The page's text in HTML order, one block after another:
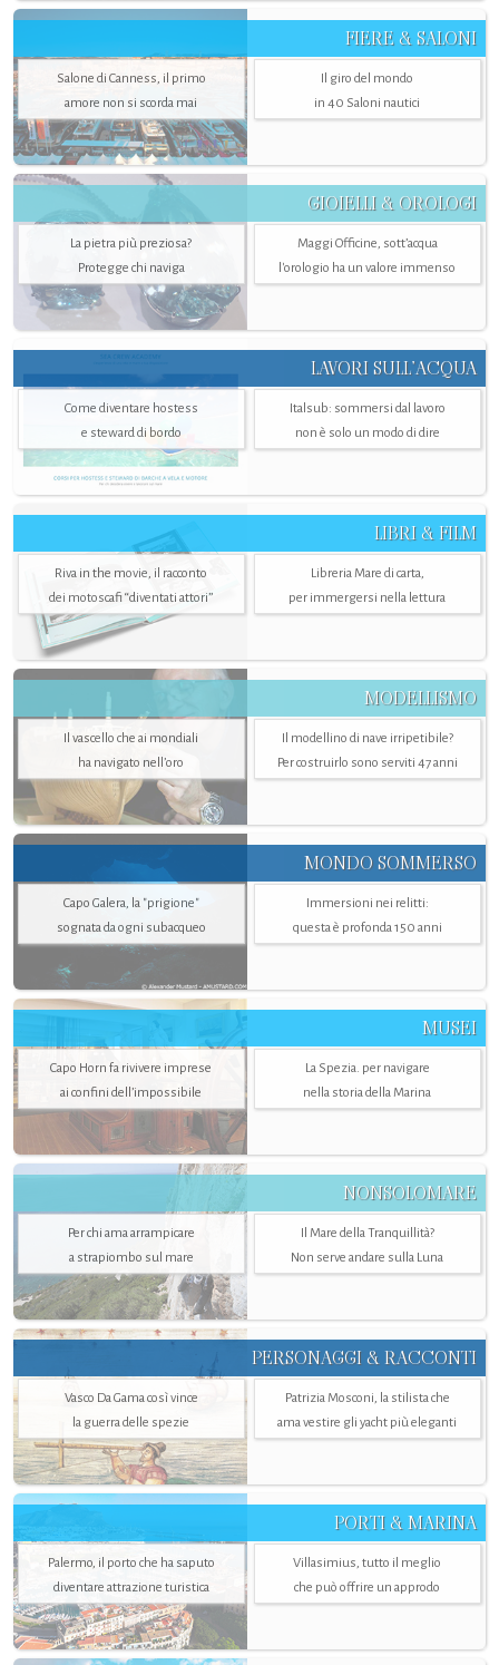
FIERE & SALONI
Salone di Canness, il primo
amore non si scorda mai
Il giro del mondo
in 40 Saloni nautici
GIOIELLI & OROLOGI
La pietra più preziosa?
Protegge chi naviga
Maggi Officine, sott’acqua
l'orologio ha un valore immenso
LAVORI SULL’ACQUA
Come diventare hostess
e steward di bordo
Italsub: sommersi dal lavoro
non è solo un modo di dire
LIBRI & FILM
Riva in the movie, il racconto
dei motoscafi “diventati attori”
Libreria Mare di carta,
per immergersi nella lettura
MODELLISMO
Il vascello che ai mondiali
ha navigato nell’oro
Il modellino di nave irripetibile?
Per costruirlo sono serviti 47 anni
MONDO SOMMERSO
Capo Galera, la "prigione"
sognata da ogni subacqueo
Immersioni nei relitti:
questa è profonda 150 anni
MUSEI
Capo Horn fa rivivere imprese
ai confini dell’impossibile
La Spezia. per navigare
nella storia della Marina
NONSOLOMARE
Per chi ama arrampicare
a strapiombo sul mare
Il Mare della Tranquillità?
Non serve andare sulla Luna
PERSONAGGI & RACCONTI
Vasco Da Gama così vince
la guerra delle spezie
Patrizia Mosconi, la stilista che
ama vestire gli yacht più eleganti
PORTI & MARINA
Palermo, il porto che ha saputo
diventare attrazione turistica
Villasimius, tutto il meglio
che può offrire un approdo